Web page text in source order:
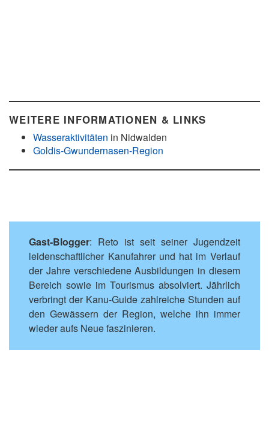
WEITERE INFORMATIONEN & LINKS
Wasseraktivitäten in Nidwalden
Goldis-Gwundernasen-Region
Gast-Blogger: Reto ist seit seiner Jugendzeit
leidenschaftlicher Kanufahrer und hat im Verlauf
der Jahre verschiedene Ausbildungen in diesem
Bereich sowie im Tourismus absolviert. Jährlich
verbringt der Kanu-Guide zahlreiche Stunden auf
den Gewässern der Region, welche ihn immer
wieder aufs Neue faszinieren.